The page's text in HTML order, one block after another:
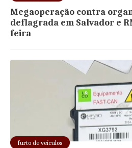
Megaoperação contra
deflagrada em Salvador e
feira
furto de veículos